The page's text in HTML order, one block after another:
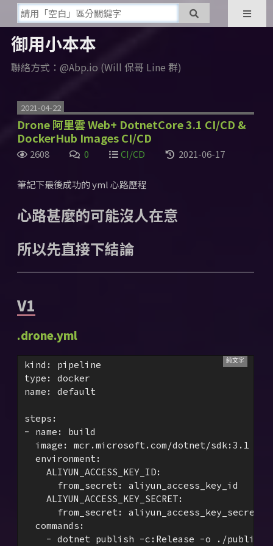
御用小本本
聯絡方式：@Abp.io (Will 保哥 Line 群)
2021-04-22
Drone 阿里雲 Web+ DotnetCore 3.1 CI/CD &
DockerHub Images CI/CD
2608 0 CI/CD 2021-06-17
筆記下最後成功的 yml 心路歷程
心路甚麼的可能沒人在意
所以先直接下結論
V1
.drone.yml
kind: pipeline
type: docker
name: default
steps:
- name: build
  image: mcr.microsoft.com/dotnet/sdk:3.1
  environment:
    ALIYUN_ACCESS_KEY_ID:
      from_secret: aliyun_access_key_id
    ALIYUN_ACCESS_KEY_SECRET:
      from_secret: aliyun_access_key_secret
  commands:
    - dotnet publish -c:Release -o ./publish